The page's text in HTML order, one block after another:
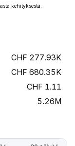
kehityksestä.
277.93K
680.35K
1.11
5.26M